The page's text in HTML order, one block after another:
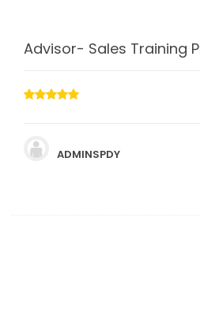
Advisor- Sales Training
ADMINSPDY